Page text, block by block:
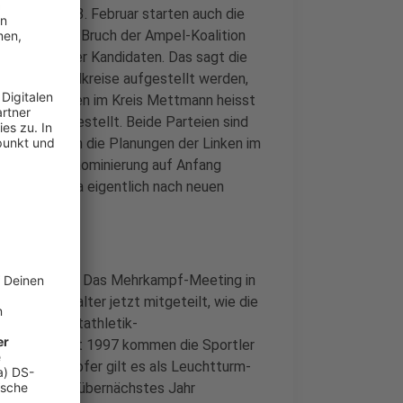
am 23. Februar starten auch die
Der Bruch der Ampel-Koalition
der Kandidaten. Das sagt die
für die Wahlkreise aufgestellt werden,
den Grünen im Kreis Mettmann heisst
aufgestellt. Beide Parteien sind
bringen die Planungen der Linken im
auf Anfang
da eigentlich nach neuen
ausfallen. Das Mehrkampf-Meeting in
die Veranstalter jetzt mitgeteilt, wie die
die Leichtathletik-
Seit 1997 kommen die Sportler
Zehnkämpfer gilt es als Leuchtturm-
soll es übernächstes Jahr